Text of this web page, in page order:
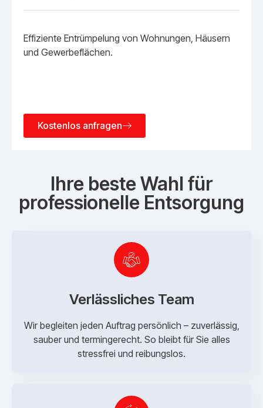
Effiziente Entrümpelung von Wohnungen, Häusern
und Gewerbeflächen.
Kostenlos anfragen
Ihre beste Wahl für
professionelle Entsorgung
Verlässliches Team
Wir begleiten jeden Auftrag persönlich – zuverlässig,
sauber und termingerecht. So bleibt für Sie alles
stressfrei und reibungslos.